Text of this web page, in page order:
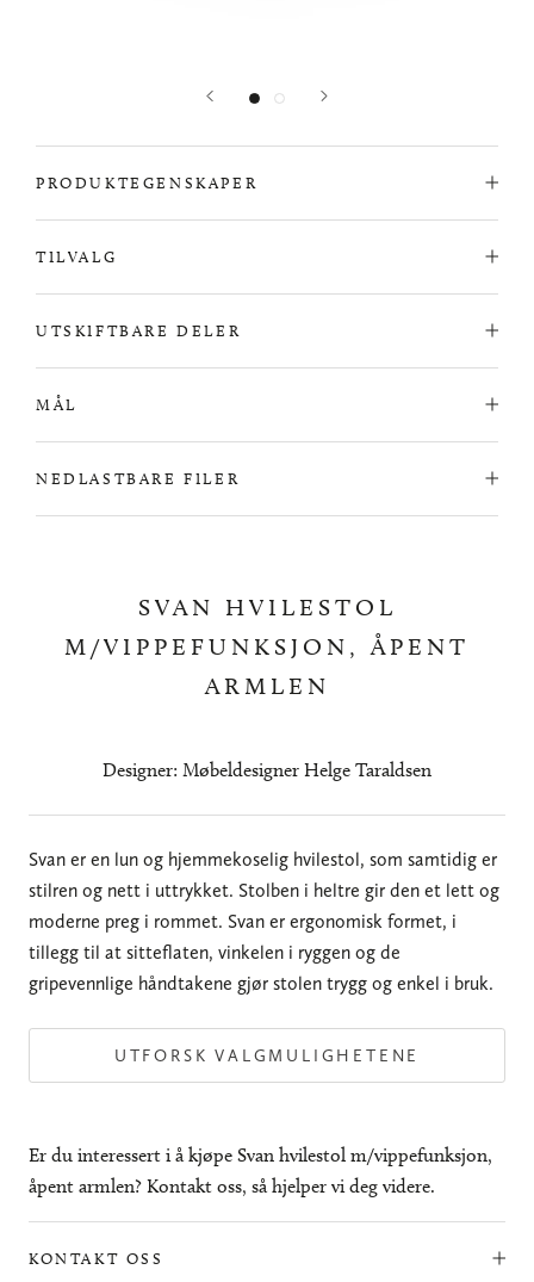
PRODUKTEGENSKAPER
TILVALG
UTSKIFTBARE DELER
MÅL
NEDLASTBARE FILER
SVAN HVILESTOL
M/VIPPEFUNKSJON, ÅPENT
ARMLEN
Designer: Møbeldesigner Helge Taraldsen
Svan er en lun og hjemmekoselig hvilestol, som samtidig er
stilren og nett i uttrykket. Stolben i heltre gir den et lett og
moderne preg i rommet. Svan er ergonomisk formet, i
tillegg til at sitteflaten, vinkelen i ryggen og de
gripevennlige håndtakene gjør stolen trygg og enkel i bruk.
UTFORSK VALGMULIGHETENE
Er du interessert i å kjøpe Svan hvilestol m/vippefunksjon,
åpent armlen? Kontakt oss, så hjelper vi deg videre.
KONTAKT OSS